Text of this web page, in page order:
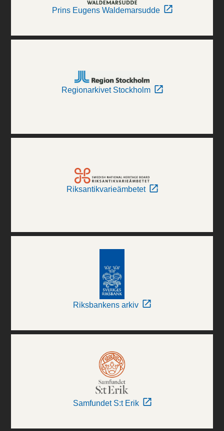
Prins Eugens Waldemarsudde
Regionarkivet Stockholm
Riksantikvarieämbetet
Riksbankens arkiv
Samfundet S:t Erik